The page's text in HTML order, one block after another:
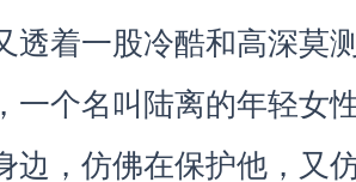
透着一股冷酷和高深莫
一个名叫陆离的年轻女
边，仿佛在保护他，又